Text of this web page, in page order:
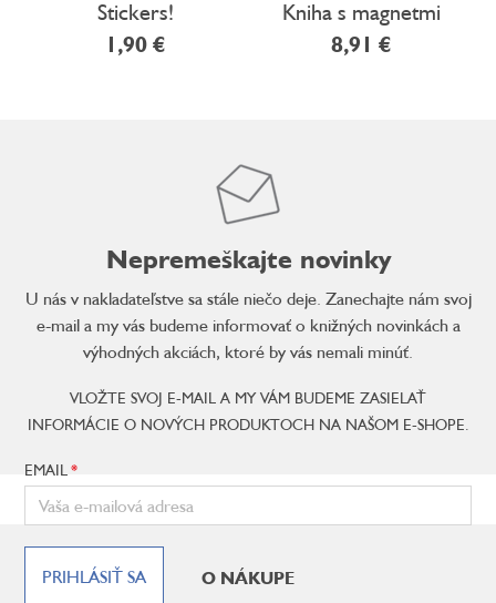
Stickers!
1,90 €
Kniha s magnetmi
8,91 €
Nepremeškajte novinky
U nás v nakladateľstve sa stále niečo deje. Zanechajte nám svoj
e-mail a my vás budeme informovať o knižných novinkách a
výhodných akciách, ktoré by vás nemali minúť.
VLOŽTE SVOJ E-MAIL A MY VÁM BUDEME ZASIELAŤ
INFORMÁCIE O NOVÝCH PRODUKTOCH NA NAŠOM E-SHOPE.
EMAIL
PRIHLÁSIŤ SA O NÁKUPE